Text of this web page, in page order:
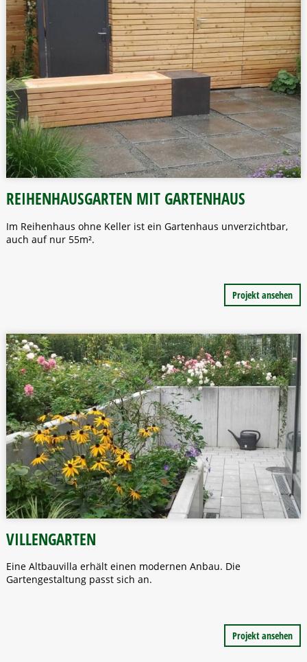
REIHENHAUSGARTEN MIT GARTENHAUS
Im Reihenhaus ohne Keller ist ein Gartenhaus unverzichtbar,
auch auf nur 55m².
Projekt ansehen
VILLENGARTEN
Eine Altbauvilla erhält einen modernen Anbau. Die
Gartengestaltung passt sich an.
Projekt ansehen